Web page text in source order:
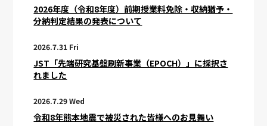
2026年度（令和8年度）前期授業料免除・収納猶予・
分納判定結果の発表について
2026.7.31 Fri
JST「先端研究基盤刷新事業（EPOCH）」に採択さ
れました
2026.7.29 Wed
令和8年熊本地震で被災された皆様へのお見舞い